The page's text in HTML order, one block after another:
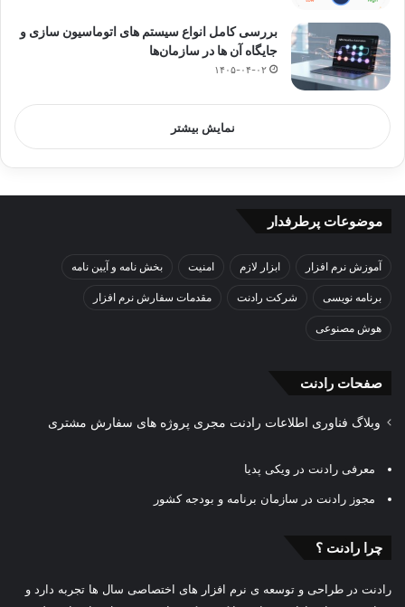
بررسی کامل انواع سیستم‌ های اتوماسیون‌ سازی و
جایگاه آن‌ ها در سازمان‌ها
۱۴۰۵-۰۴-۰۲
نمایش بیشتر
موضوعات پرطرفدار
آموزش نرم افزار ابزار لازم امنیت بخش نامه و آیین نامه
برنامه نویسی شرکت رادنت مقدمات سفارش نرم افزار
هوش مصنوعی
صفحات رادنت
وبلاگ فناوری اطلاعات رادنت مجری پروژه های سفارش مشتری
معرفی رادنت در ویکی پدیا
مجوز رادنت در سازمان برنامه و بودجه کشور
چرا رادنت ؟
رادنت در طراحی و توسعه ی نرم افزار های اختصاصی سال ها تجربه دارد و